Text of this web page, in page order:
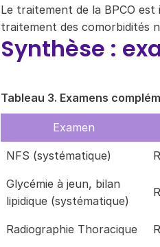
Le traitement de la BPCO
traitement des comorbidités
Synthèse :
Tableau 3. Examens
Examen
NFS (systématique)
Glycémie à jeun, bilan
lipidique (systématique)
Radiographie Thoracique